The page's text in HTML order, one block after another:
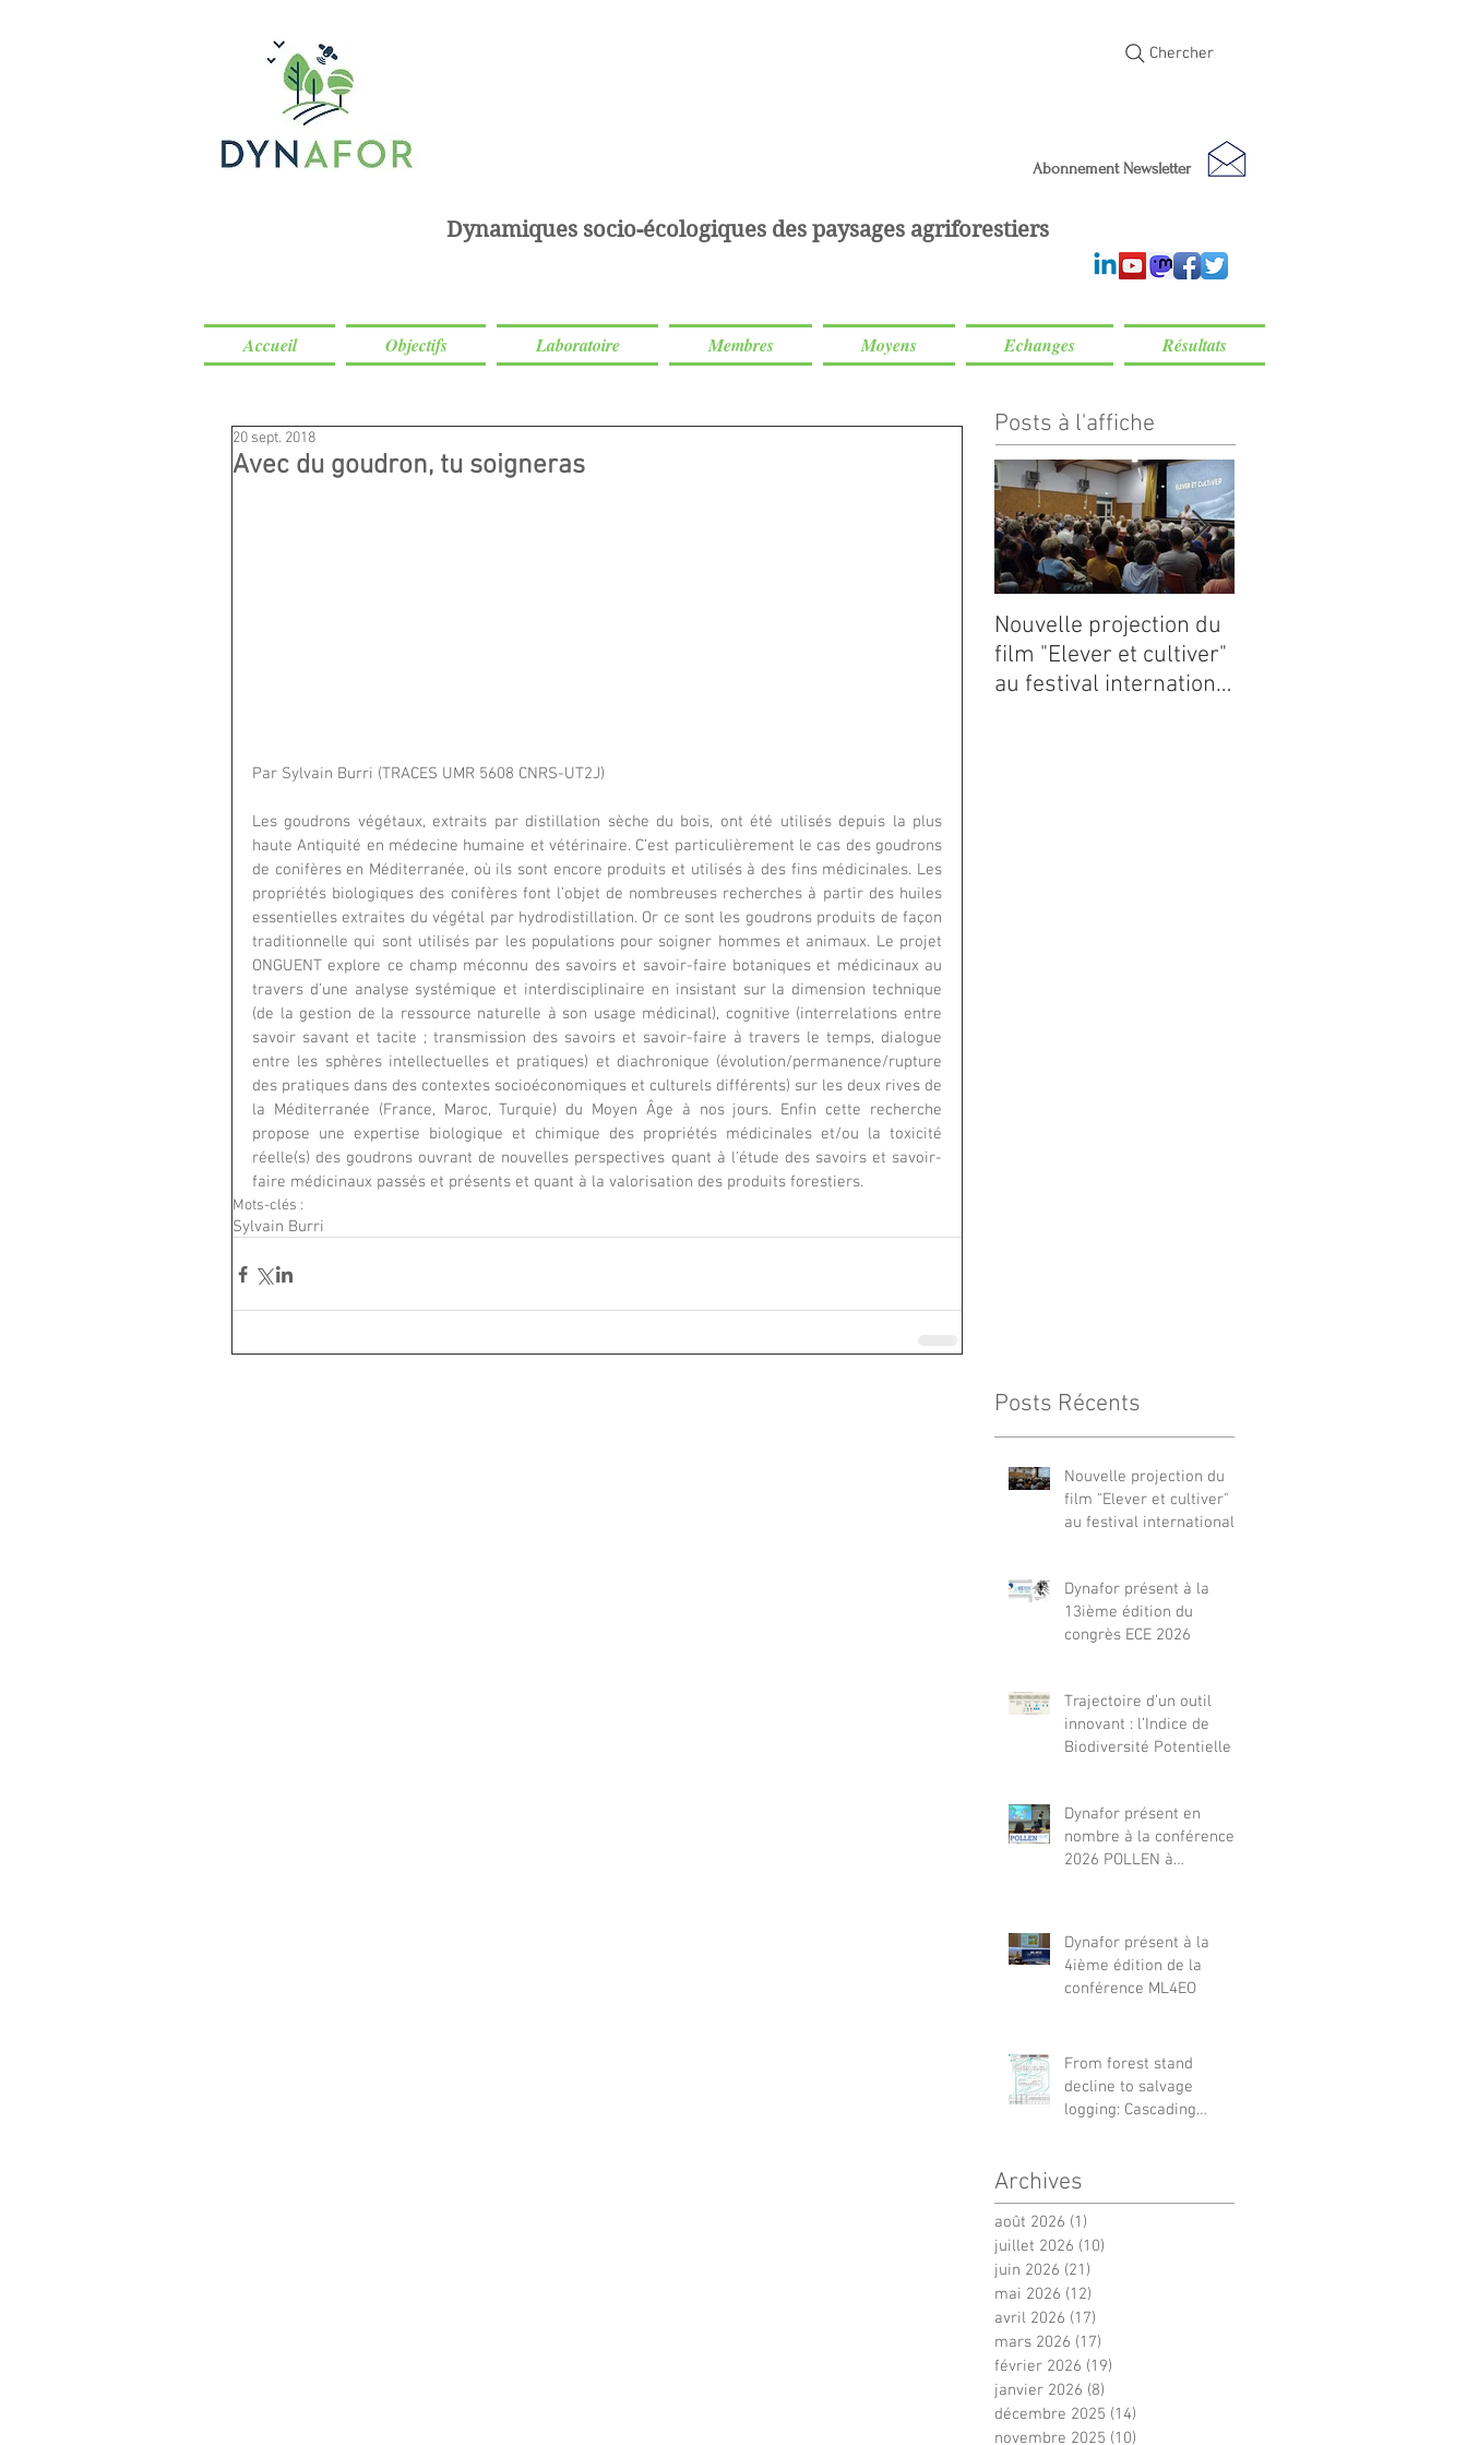
Chercher
Abonnement Newsletter
Dynamiques socio-écologiques des paysages agriforestiers
Accueil Objectifs Laboratoire Membres Moyens Echanges Résultats
Avec du goudron, tu soigneras
20 sept. 2018
Par Sylvain Burri (TRACES UMR 5608 CNRS-UT2J)
Les goudrons végétaux, extraits par distillation sèche du bois, ont été utilisés depuis la plus
haute Antiquité en médecine humaine et vétérinaire. C’est particulièrement le cas des goudrons
de conifères en Méditerranée, où ils sont encore produits et utilisés à des fins médicinales. Les
propriétés biologiques des conifères font l’objet de nombreuses recherches à partir des huiles
essentielles extraites du végétal par hydrodistillation. Or ce sont les goudrons produits de façon
traditionnelle qui sont utilisés par les populations pour soigner hommes et animaux. Le projet
ONGUENT explore ce champ méconnu des savoirs et savoir-faire botaniques et médicinaux au
travers d’une analyse systémique et interdisciplinaire en insistant sur la dimension technique
(de la gestion de la ressource naturelle à son usage médicinal), cognitive (interrelations entre
savoir savant et tacite ; transmission des savoirs et savoir-faire à travers le temps, dialogue
entre les sphères intellectuelles et pratiques) et diachronique (évolution/permanence/rupture
des pratiques dans des contextes socioéconomiques et culturels différents) sur les deux rives de
la Méditerranée (France, Maroc, Turquie) du Moyen Âge à nos jours. Enfin cette recherche
propose une expertise biologique et chimique des propriétés médicinales et/ou la toxicité
réelle(s) des goudrons ouvrant de nouvelles perspectives quant à l'étude des savoirs et savoir-
faire médicinaux passés et présents et quant à la valorisation des produits forestiers.
Mots-clés :
Sylvain Burri
Posts à l'affiche
Nouvelle projection du
film "Elever et cultiver"
au festival international
Posts Récents
Nouvelle projection du
film "Elever et cultiver"
au festival international
2026
Dynafor présent à la
13ième édition du
congrès ECE 2026
Trajectoire d’un outil
innovant : l’Indice de
Biodiversité Potentielle
Dynafor présent en
nombre à la conférence
2026 POLLEN à
Dynafor présent à la
4ième édition de la
conférence ML4EO
From forest stand
decline to salvage
logging: Cascading
Archives
août 2026 (1)
juillet 2026 (10)
juin 2026 (21)
mai 2026 (12)
avril 2026 (17)
mars 2026 (17)
février 2026 (19)
janvier 2026 (8)
décembre 2025 (14)
novembre 2025 (10)